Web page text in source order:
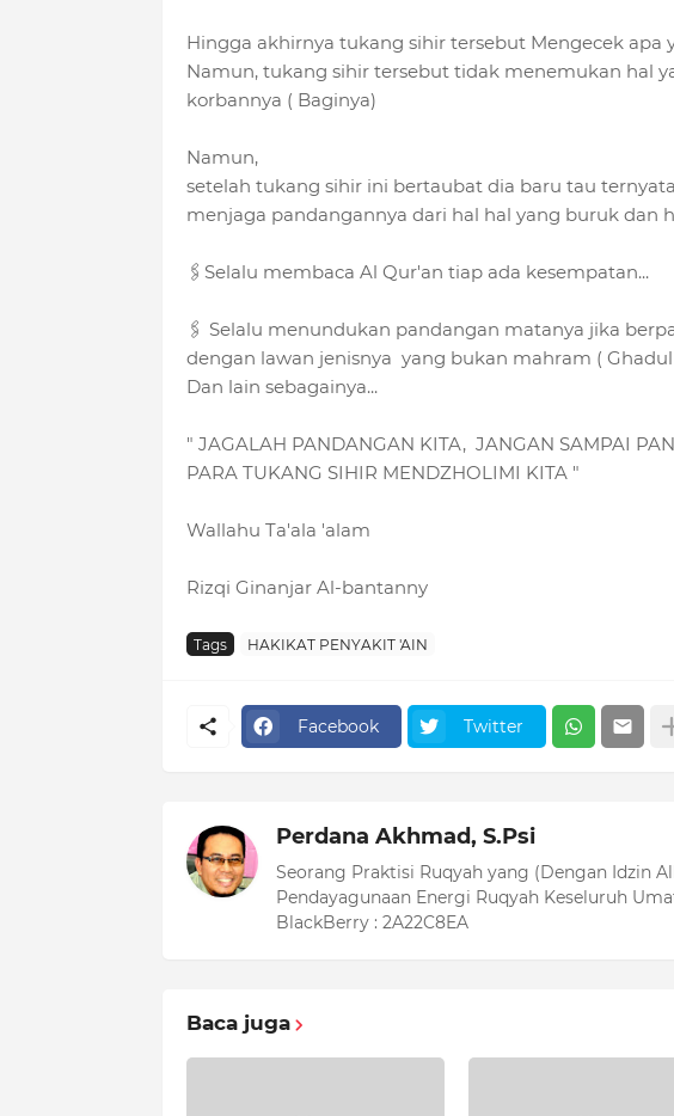
Hingga akhirnya tukang sihir tersebut Mengecek apa
Namun, tukang sihir tersebut tidak menemukan hal
korbannya ( Baginya)
Namun,
setelah tukang sihir ini bertaubat dia baru tau
menjaga pandangannya dari hal hal yang buruk dan
🖇Selalu membaca Al Qur'an tiap ada kesempatan...
🖇 Selalu menundukan pandangan matanya jika
dengan lawan jenisnya yang bukan mahram ( Ghadul
Dan lain sebagainya...
" JAGALAH PANDANGAN KITA, JANGAN SAMPAI
PARA TUKANG SIHIR MENDZHOLIMI KITA "
Wallahu Ta'ala 'alam
Rizqi Ginanjar Al-bantanny
Tags HAKIKAT PENYAKIT 'AIN
Facebook Twitter
Perdana Akhmad, S.Psi
Seorang Praktisi Ruqyah yang (Dengan Idzin
Pendayagunaan Energi Ruqyah Keseluruh
BlackBerry : 2A22C8EA
Baca juga